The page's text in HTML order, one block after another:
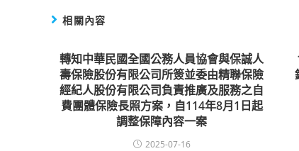
相關內容
轉知中華民國全國公務人員協會與保誠人
壽保險股份有限公司所簽並委由精聯保險
經紀人股份有限公司負責推廣及服務之自
費團體保險長照方案，自114年8月1日起
調整保障內容一案
2025-07-16